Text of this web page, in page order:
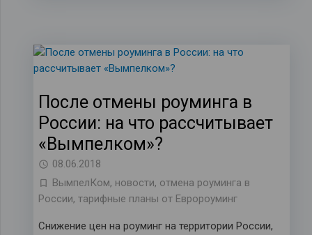
После отмены роуминга в
России: на что рассчитывает
«Вымпелком»?
08.06.2018
ВымпелКом, новости, отмена роуминга в
России, тарифные планы от Евророуминг
Снижение цен на роуминг на территории России,